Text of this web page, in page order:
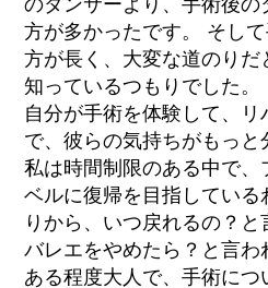
方が多かったです。 そし
方が長く、大変な道のり
知っているつもりでした
自分が手術を体験して、
で、彼らの気持ちがもっと
私は時間制限のある中で
ベルに復帰を目指してい
りから、いつ戻れるの？と
バレエをやめたら？と言わ
ある程度大人で、手術につ